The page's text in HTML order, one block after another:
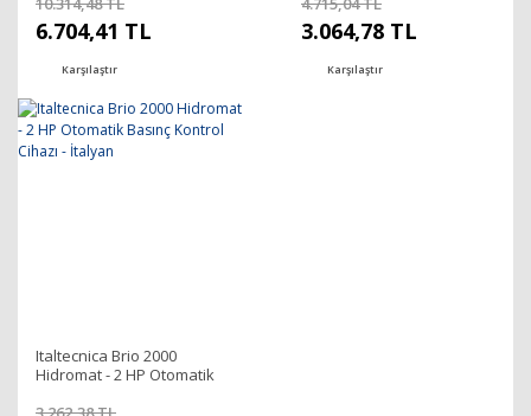
6.704,41 TL
Karşılaştır
3.064,78 TL
Karşılaştır
Italtecnica Brio 2000
Hidromat - 2 HP Otomatik